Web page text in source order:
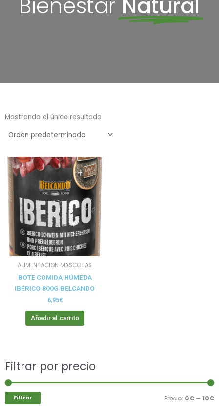
Bienestar Natural
Mostrando el único resultado
ALIMENTACION MASCOTAS
BOTE COMIDA HÚMEDA
IBÉRICO 800G BELCANDO
6,95€
Añadir al carrito
Filtrar por precio
Filtrar Precio: 0€ — 10€
Buscar